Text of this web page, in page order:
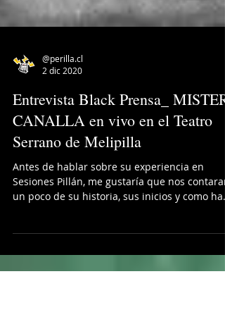
@perilla.cl
2 dic 2020
Entrevista Black Prensa_ MISTER
CANALLA en vivo en el Teatro
Serrano de Melipilla
Sesiones Pillán, me gustaría que nos contaran
un poco de su historia, sus inicios y como ha